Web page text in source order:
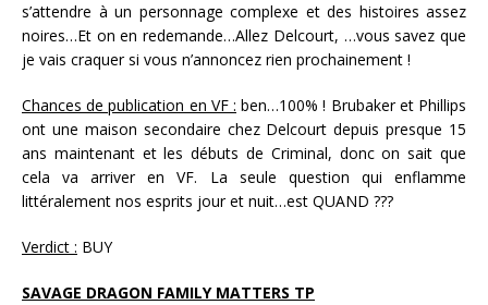
s’attendre à un personnage complexe et des histoires assez
noires…Et on en redemande…Allez Delcourt, …vous savez que
je vais craquer si vous n’annoncez rien prochainement !
Chances de publication en VF : ben…100% ! Brubaker et Phillips
ont une maison secondaire chez Delcourt depuis presque 15
ans maintenant et les débuts de Criminal, donc on sait que
cela va arriver en VF. La seule question qui enflamme
littéralement nos esprits jour et nuit…est QUAND ???
Verdict : BUY
SAVAGE DRAGON FAMILY MATTERS TP